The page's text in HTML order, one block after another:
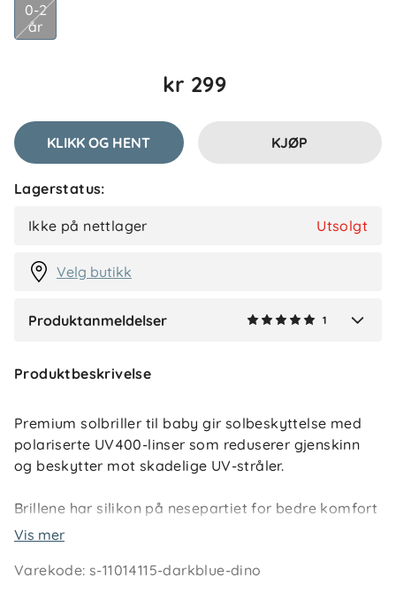
0-2
år
kr 299
KLIKK OG HENT KJØP
Lagerstatus:
Ikke på nettlager Utsolgt
Velg butikk
Produktanmeldelser 1
Anmeldelser (1)
S
Produktbeskrivelse
Premium solbriller til baby gir solbeskyttelse med
polariserte UV400-linser som reduserer gjenskinn
og beskytter mot skadelige UV-stråler.
Brillene har silikon på nesepartiet for bedre komfort
og passform. Den fleksible og slitesterke rammen er
holder brillene godt på plass. Oppbevaringspose
Vis mer
Varekode:s-11014115-darkblue-dino